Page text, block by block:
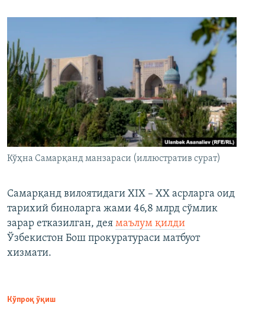
Кўҳна Самарқанд манзараси (иллюстратив сурат)
Самарқанд вилоятидаги XIX – XX асрларга оид
тарихий биноларга жами 46,8 млрд сўмлик
зарар етказилган, дея маълум қилди
Ўзбекистон Бош прокуратураси матбуот
хизмати.
Кўпроқ ўқиш